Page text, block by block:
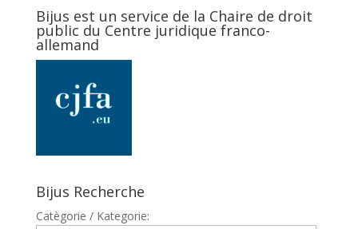
Bijus est un service de la Chaire de droit
public du Centre juridique franco-
allemand
Bijus Recherche
Catègorie / Kategorie: